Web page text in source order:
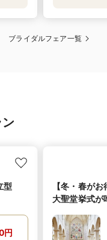
ブライダルフェア一覧
型
円
【冬・春が
大聖堂挙式